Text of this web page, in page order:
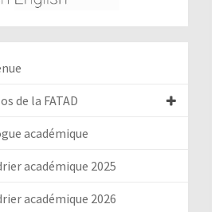
de la FATAD
académique
académique 2025
académique 2026